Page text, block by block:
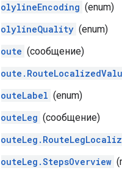
PolylineEncoding (enum)
PolylineQuality (enum)
Route (сообщение)
RouteLabel (enum)
RouteLeg (сообщение)
RouteLeg.StepsOverview